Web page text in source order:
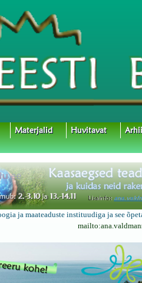
ja maateaduste instituudiga ja see
Materjalid Huvitavat